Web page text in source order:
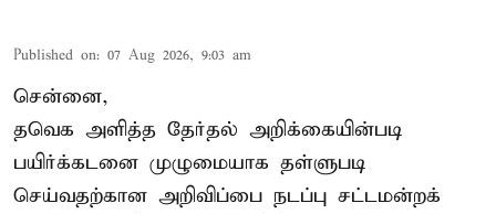
Published on: 07 Aug 2026, 9:03 am
சென்னை,
தவெக அளித்த தேர்தல் அறிக்கையின்படி
பயிர்க்கடனை முழுமையாக தள்ளுபடி
செய்வதற்கான அறிவிப்பை நடப்பு சட்டமன்றக்